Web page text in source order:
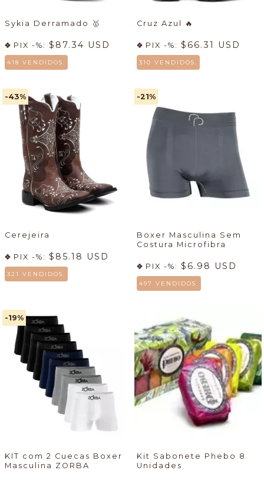
Sykia Derramado 🥇
PIX -%: $87.34 USD
418 VENDIDOS.
Cruz Azul 🔥
PIX -%: $66.31 USD
310 VENDIDOS.
-43%
Cerejeira
PIX -%: $85.18 USD
321 VENDIDOS.
-21%
Boxer Masculina Sem
Costura Microfibra
PIX -%: $6.98 USD
497 VENDIDOS.
-19%
KIT com 2 Cuecas Boxer
Masculina ZORBA
Kit Sabonete Phebo 8
Unidades